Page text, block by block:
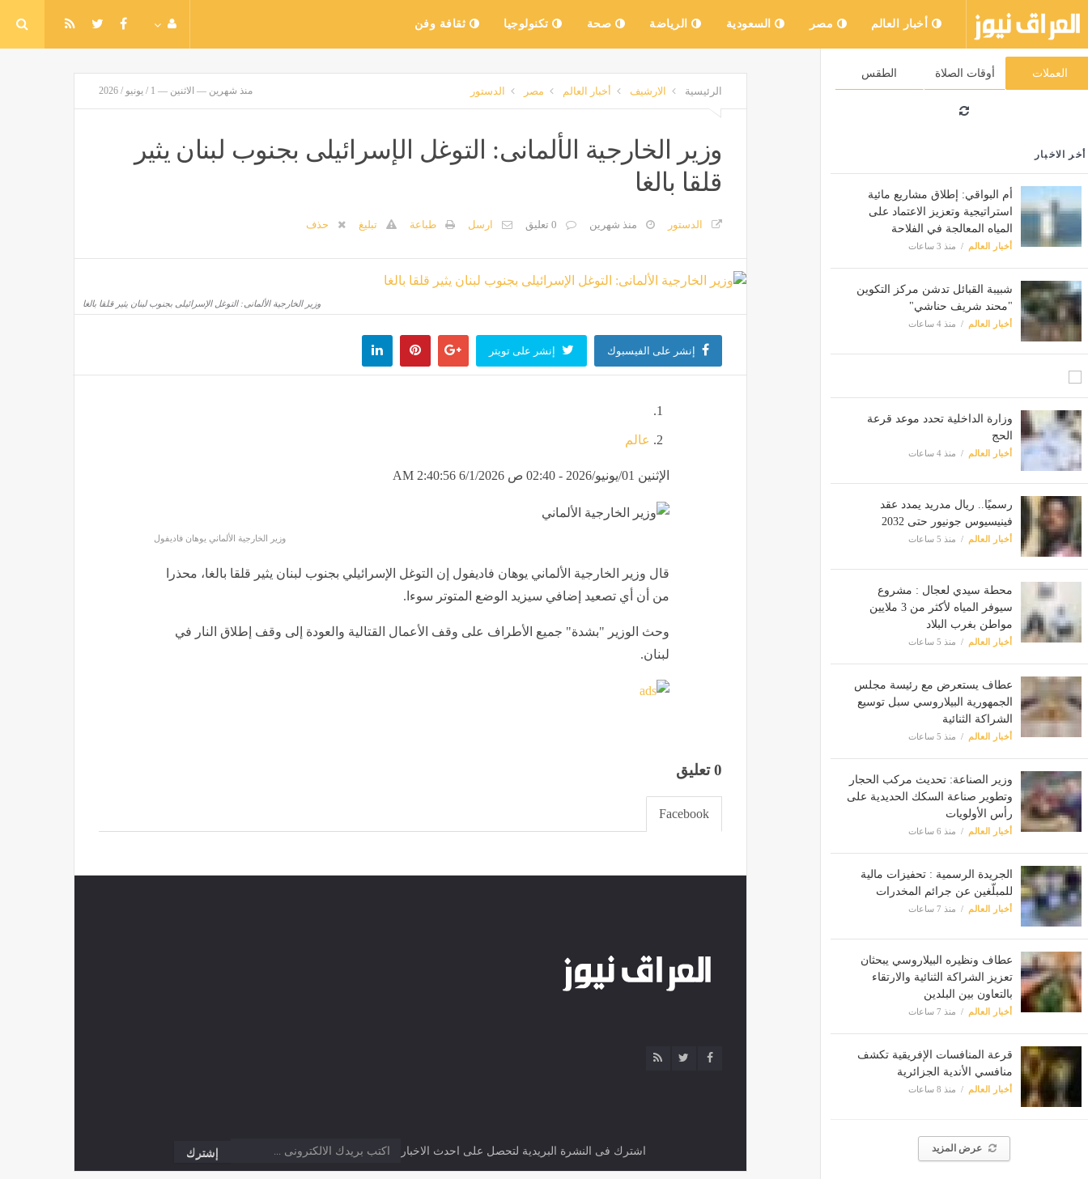
أخبار العالم مصر السعودية الرياضة صحة تكنولوجيا ثقافة وفن
العملات أوقات الصلاة الطقس
أخر الاخبار
أم البواقي: إطلاق مشاريع مائية
استراتيجية وتعزيز الاعتماد على
المياه المعالجة في الفلاحة
أخبار العالم منذ 3 ساعات
شبيبة القبائل تدشن مركز التكوين
"محند شريف حناشي"
أخبار العالم منذ 4 ساعات
وزارة الداخلية تحدد موعد قرعة
الحج
أخبار العالم منذ 4 ساعات
رسميًا.. ريال مدريد يمدد عقد
فينيسيوس جونيور حتى 2032
أخبار العالم منذ 5 ساعات
محطة سيدي لعجال : مشروع
سيوفر المياه لأكثر من 3 ملايين
مواطن بغرب البلاد
أخبار العالم منذ 5 ساعات
عطاف يستعرض مع رئيسة مجلس
الجمهورية البيلاروسي سبل توسيع
الشراكة الثنائية
أخبار العالم منذ 5 ساعات
وزير الصناعة: تحديث مركب الحجار
وتطوير صناعة السكك الحديدية على
رأس الأولويات
أخبار العالم منذ 6 ساعات
الجريدة الرسمية : تحفيزات مالية
للمبلّغين عن جرائم المخدرات
أخبار العالم منذ 7 ساعات
عطاف ونظيره البيلاروسي يبحثان
تعزيز الشراكة الثنائية والارتقاء
بالتعاون بين البلدين
أخبار العالم منذ 7 ساعات
قرعة المنافسات الإفريقية تكشف
منافسي الأندية الجزائرية
أخبار العالم منذ 8 ساعات
عرض المزيد
الرئيسية الارشيف أخبار العالم مصر الدستور منذ شهرين — الاثنين — 1 / يونيو / 2026
وزير الخارجية الألمانى: التوغل الإسرائيلى بجنوب لبنان يثير
قلقا بالغا
الدستور منذ شهرين 0 تعليق ارسل طباعة تبليغ حذف
وزير الخارجية الألمانى: التوغل الإسرائيلى بجنوب لبنان يثير قلقا بالغا
إنشر على الفيسبوك إنشر على تويتر
عالم
الإثنين 01/يونيو/2026 - 02:40 ص 6/1/2026 2:40:56 AM
وزير الخارجية الألماني يوهان فاديفول
قال وزير الخارجية الألماني يوهان فاديفول إن التوغل الإسرائيلي بجنوب لبنان يثير قلقا بالغا، محذرا
من أن أي تصعيد إضافي سيزيد الوضع المتوتر سوءا.
وحث الوزير "بشدة" جميع الأطراف على وقف الأعمال القتالية والعودة إلى وقف إطلاق النار في
لبنان.
0 تعليق
Facebook
اشترك فى النشرة البريدية لتحصل على احدث الاخبار